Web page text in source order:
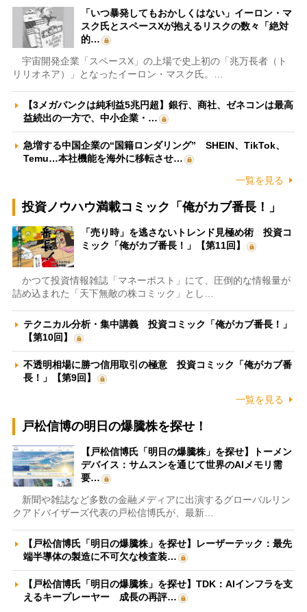
「いつ暴発してもおかしくはない」イーロン・マ
スク氏とスペースXが抱えるリスクの数々「絶対
的…
宇宙開発企業「スペースX」の上場で史上初の「兆万長者（ト
リリオネア）」となったイーロン・マスク氏。…
【3メガバンクは純利益5兆円超】銀行、商社、ゼネコンは最高
益続出の一方で、中小企業・…
急増する中国企業の“国籍ロンダリング” SHEIN、TikTok、
Temu…本社機能を海外に移転させ…
一覧を見る
投資ノウハウ満載コミック「俺がカブ番長！」
「売り時」を逃さないトレンド見極め術 投資コ
ミック「俺がカブ番長！」【第11回】
かつて投資情報雑誌「マネーポスト」にて、圧倒的な情報量が
詰め込まれた「天下無敵の株コミック」とし…
テクニカル分析・集中講義 投資コミック「俺がカブ番長！」
【第10回】
不透明相場に勝つ信用取引の極意 投資コミック「俺がカブ番
長！」【第9回】
一覧を見る
戸松信博の明日の爆騰株を探せ！
【戸松信博氏「明日の爆騰株」を探せ】トーメン
デバイス：サムスンを通じて世界のAIメモリ需
要…
新聞や雑誌など多数の金融メディアに出演するグローバルリン
クアドバイザーズ代表の戸松信博氏が、最新…
【戸松信博氏「明日の爆騰株」を探せ】レーザーテック：最先
端半導体の製造に不可欠な検査装…
【戸松信博氏「明日の爆騰株」を探せ】TDK：AIインフラを支
えるキープレーヤー 成長の再評…